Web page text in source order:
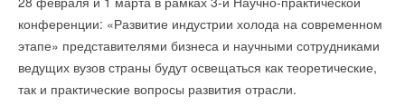
конференции: «Развитие индустрии холода на современном
этапе» представителями бизнеса и научными сотрудниками
ведущих вузов страны будут освещаться как теоретические,
так и практические вопросы развития отрасли.
намерена продемонстрировать ОВК-отрасли, что
технологии, способствующие защите окружающей среды,
могут приносить большую прибыль.